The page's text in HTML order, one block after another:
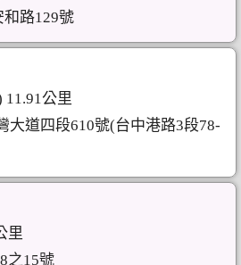
路129號
11.91公里
大道四段610號(台中港路3段78-
里
之15號